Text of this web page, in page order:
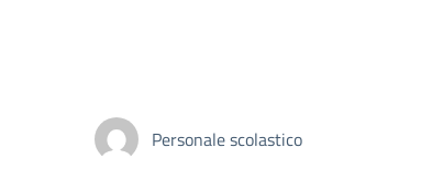
Personale scolastico